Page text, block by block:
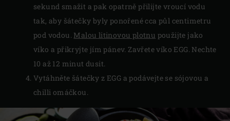
sekund smažit a pak opatrně přilijte vroucí vodu
tak, aby šátečky byly ponořené cca půl centimetru
pod vodou. Malou litinovou plotnu použijte jako
víko a přikryjte jím pánev. Zavřete víko EGG. Nechte
10 až 12 minut dusit.
Vytáhněte šátečky z EGG a podávejte se sójovou a
chilli omáčkou.